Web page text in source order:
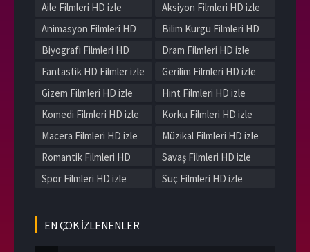
Aile Filmleri HD izle
Aksiyon Filmleri HD izle
Animasyon Filmleri HD
izle
Bilim Kurgu Filmleri HD
izle
Biyografi Filmleri HD
izle
Dram Filmleri HD izle
Fantastik HD Filmler izle
Gerilim Filmleri HD izle
Gizem Filmleri HD izle
Hint Filmleri HD izle
Komedi Filmleri HD izle
Korku Filmleri HD izle
Macera Filmleri HD izle
Müzikal Filmleri HD izle
Romantik Filmleri HD
izle
Savaş Filmleri HD izle
Spor Filmleri HD izle
Suç Filmleri HD izle
Yerli Filmleri HD izle
EN ÇOK İZLENENLER